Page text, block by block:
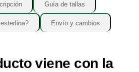
Guía de tallas
Envío y cambios
viene con la